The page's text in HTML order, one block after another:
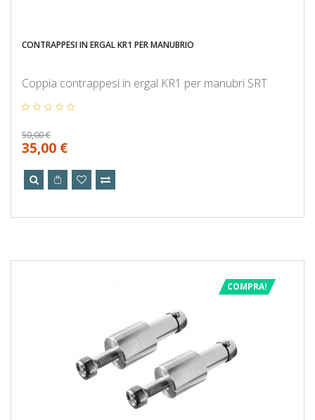
CONTRAPPESI IN ERGAL KR1 PER MANUBRIO
Coppia contrappesi in ergal KR1 per manubri SRT
50,00 €
35,00 €
COMPRA!